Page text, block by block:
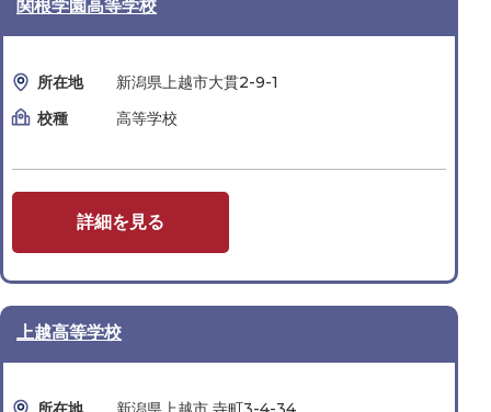
関根学園高等学校
所在地
新潟県上越市大貫2-9-1
校種
高等学校
詳細を見る
上越高等学校